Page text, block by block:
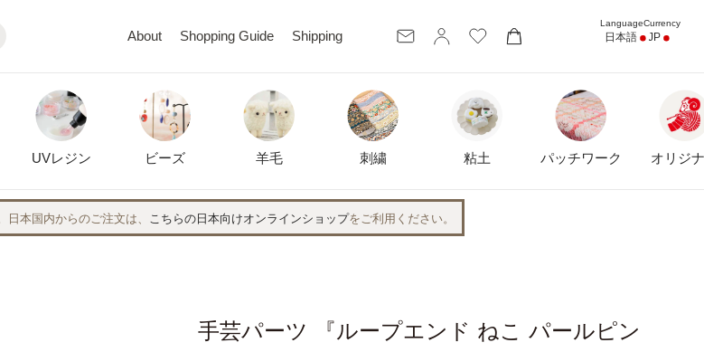
About Shopping Guide Shipping
ー
UVレジン ビーズ 羊毛 刺繍 粘土 パッチワーク オリジ
本国内からのご注文は、 こちらの日本向けオンラインショップをご利用ください。
手芸パーツ 『ループエンド ねこ パールピン
日本語 JP